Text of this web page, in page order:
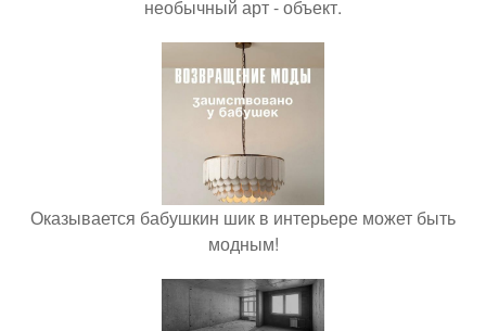
необычный арт - объект.
Оказывается бабушкин шик в интерьере может быть
модным!